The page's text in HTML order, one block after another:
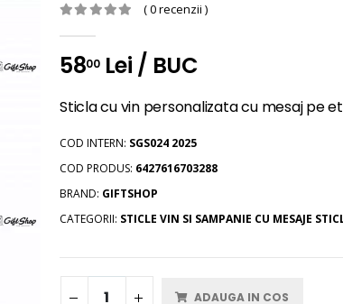
( 0 recenzii )
5800Lei / BUC
Sticla cu vin personalizata cu mesaj pe
COD INTERN: SGS024 2025
COD PRODUS: 6427616703288
BRAND: GIFTSHOP
CATEGORII: STICLE VIN SI SAMPANIE CU MESAJE
ADAUGA IN COS